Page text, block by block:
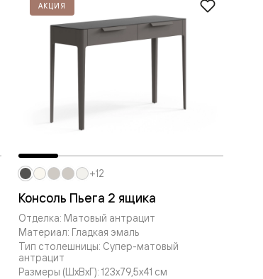
АКЦИЯ
Консоль Пьега 2 ящика
Отделка: Матовый антрацит
Материал: Гладкая эмаль
Тип столешницы: Супер-матовый
антрацит
Размеры (ШxВxГ): 123x79,5x41 см
+12